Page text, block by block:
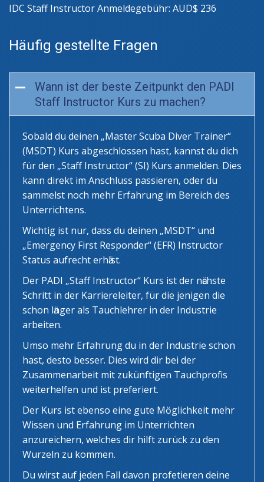
IDC Staff Instructor Anmeldegebühr: AUD$ 236
Häufig gestellte Fragen
Wann ist der beste Zeitpunkt den PADI
Staff Instructor Kurs zu machen?
Sobald du deinen „Master Scuba Diver Trainer“
(MSDT) Kurs abgeschlossen hast, kannst du dich
für den „Staff Instructor“ (SI) Kurs anmelden. Dies
kann direkt im Anschluss passieren, oder du
sammelst noch mehr Erfahrung im Bereich des
Unterrichtens.
Wichtig ist nur, dass du deinen „MSDT“ und
„Emergency First Responder“ (EFR) Instructor
Status aufrecht erhӓlst.
Der PADI „Staff Instructor“ Kurs ist der nӓchste
Schritt in der Karriereleiter, für die jenigen die
schon lӓnger als Tauchlehrer in der Industrie
arbeiten.
Umso mehr Erfahrung du in der Industrie schon
hast, desto besser. Dies wird dir bei der
Zusammenarbeit mit zukünftigen Tauchprofis
weiterhelfen und ist preferiert.
Der Kurs ist ebenso eine gute Mӧglichkeit mehr
Wissen und Erfahrung im Unterrichten
anzureichern, welches dir hilft zurück zu den
Wurzeln zu kommen.
Du wirst auf jeden Fall davon profetieren deine